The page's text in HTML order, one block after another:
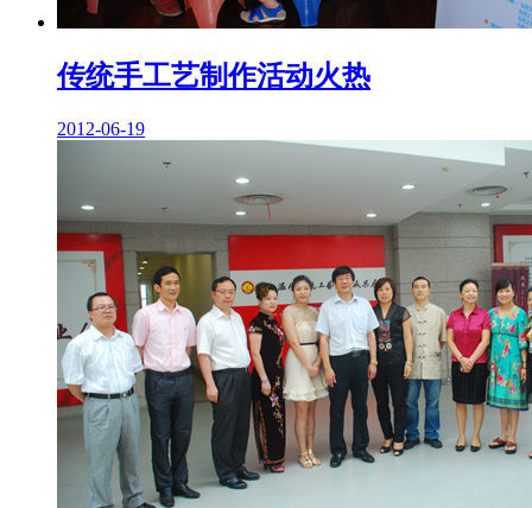
传统手工艺制作活动火热
2012-06-19